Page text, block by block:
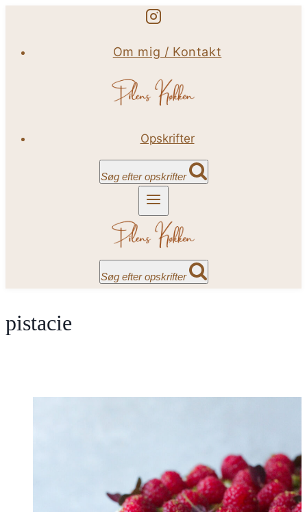
indhold
Om mig / Kontakt
Opskrifter
Søg efter opskrifter
Søg efter opskrifter
pistacie